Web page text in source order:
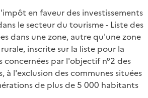
en faveur des investissements
le secteur du tourisme - Liste des
dans une zone, autre qu'une zone
inscrite sur la liste pour la
concernées par l'objectif n°2 des
à l'exclusion des communes situées
de plus de 5 000 habitants